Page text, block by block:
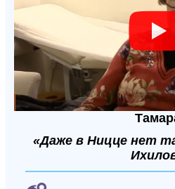
«Даже в Ницце нет